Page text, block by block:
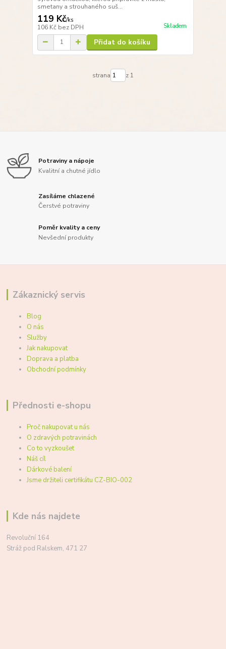
smetany a strouhaného suš...
119 Kč/ks
106 Kč bez DPH Skladem
Přidat do košíku
strana z 1
Potraviny a nápoje
Kvalitní a chutné jídlo
Zasíláme chlazené
Čerstvé potraviny
Poměr kvality a ceny
Nevšední produkty
Zákaznický servis
Blog
O nás
Služby
Jak nakupovat
Doprava a platba
Obchodní podmínky
Přednosti e-shopu
Proč nakupovat u nás
O zdravých potravinách
Co to vyzkoušet
Náš cíl
Dárkové balení
Jsme držiteli certifikátu CZ-BIO-002
Kde nás najdete
Revoluční 164
Stráž pod Ralskem, 471 27